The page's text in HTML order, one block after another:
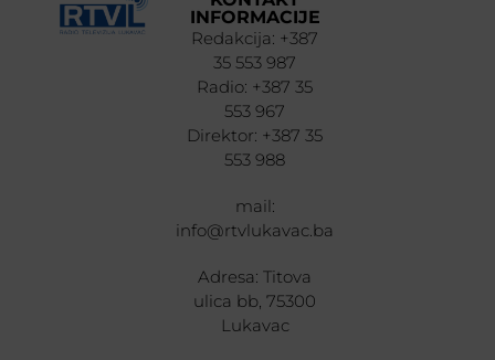
INFORMACIJE
Redakcija: +387
35 553 987
Radio: +387 35
553 967
Direktor: +387 35
553 988
mail:
info@rtvlukavac.ba
Adresa: Titova
ulica bb, 75300
Lukavac